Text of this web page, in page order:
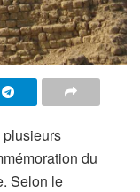
plusieurs
du
Selon le